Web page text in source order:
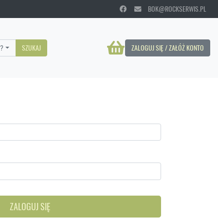
BOK@ROCKSERWIS.PL
ZALOGUJ SIĘ / ZAŁÓŻ KONTO
SZUKAJ
ZALOGUJ SIĘ